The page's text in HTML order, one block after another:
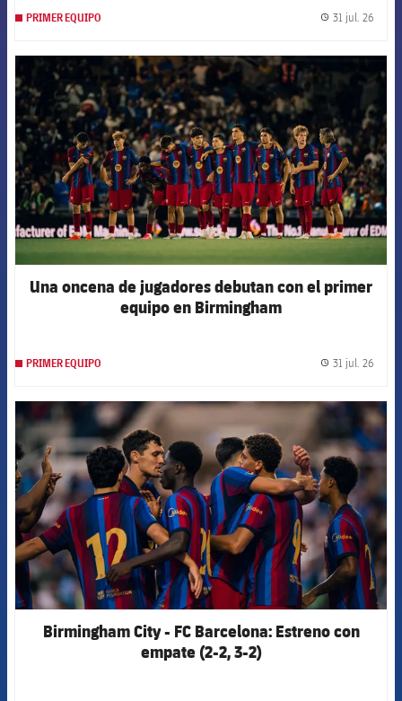
PRIMER EQUIPO 31 jul. 26
FCB Barcelona badge
Una oncena de jugadores debutan con el primer
equipo en Birmingham
PRIMER EQUIPO 31 jul. 26
FCB Barcelona badge
Birmingham City - FC Barcelona: Estreno con
empate (2-2, 3-2)